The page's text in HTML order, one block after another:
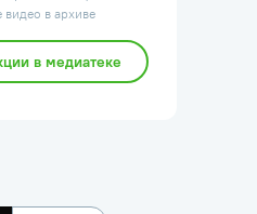
видео в архиве
в медиатеке